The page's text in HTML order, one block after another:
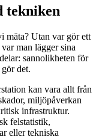
tekniken
mäta? Utan var gör ett
man lägger sina
sannolikheten för
det.
kan vara allt från
miljöpåverkan
infrastruktur.
felstatistik,
eller tekniska